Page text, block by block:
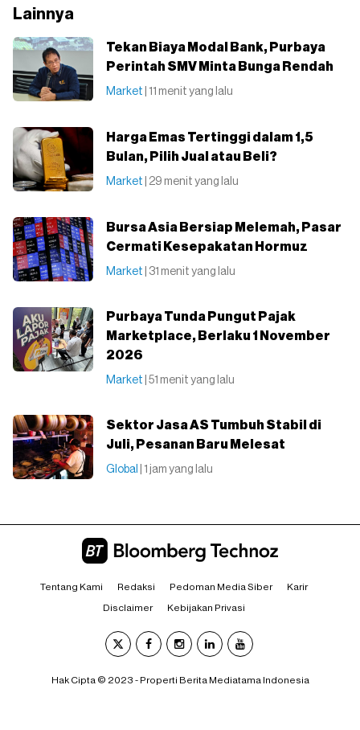
Lainnya
Tekan Biaya Modal Bank, Purbaya
Perintah SMV Minta Bunga Rendah
Market | 11 menit yang lalu
Harga Emas Tertinggi dalam 1,5
Bulan, Pilih Jual atau Beli?
Market | 29 menit yang lalu
Bursa Asia Bersiap Melemah, Pasar
Cermati Kesepakatan Hormuz
Market | 31 menit yang lalu
Purbaya Tunda Pungut Pajak
Marketplace, Berlaku 1 November
2026
Market | 51 menit yang lalu
Sektor Jasa AS Tumbuh Stabil di
Juli, Pesanan Baru Melesat
Global | 1 jam yang lalu
Tentang Kami Redaksi Pedoman Media Siber Karir
Disclaimer Kebijakan Privasi
Hak Cipta © 2023 - Properti Berita Mediatama Indonesia